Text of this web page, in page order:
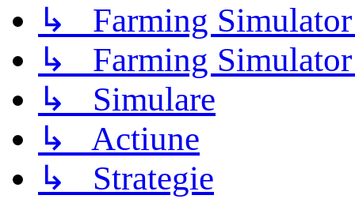
↳ Farming
↳ Farming
↳ Simulare
↳ Actiune
↳ Strategie